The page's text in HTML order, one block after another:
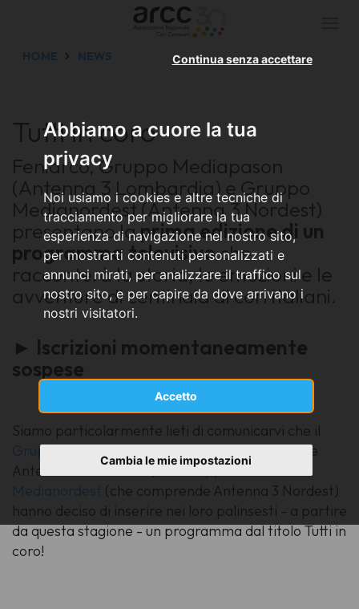
Abbiamo a cuore la tua
privacy
Noi usiamo i cookies e altre tecniche di
tracciamento per migliorare la tua
esperienza di navigazione nel nostro sito,
per mostrarti contenuti personalizzati e
annunci mirati, per analizzare il traffico sul
nostro sito, e per capire da dove arrivano i
nostri visitatori.
Accetto
Continua senza accettare
Cambia le mie impostazioni
HOME NEWS
Tutti in coro
Feniarco, Gruppo Mediapason
(Antenna 3 Lombardia) e Gruppo
Medianordest (Antenna 3 Nordest)
presentano laprima edizione di un
programma televisivoche
racconterà la storia, le emozioni e le
avventure di centinaia di cori italiani.
► Iscrizioni momentaneamente
sospese
Siamo particolarmente lieti di comunicarvi che il
Gruppo Televisivo Mediapason(che comprende
Antenna 3 Lombardia) e ilGruppo Televisivo
Medianordest (che comprende Antenna 3 Nordest)
hanno deciso di inserire nei loro palinsesti - a partire
da questa stagione - un programma dal titolo Tutti in
coro!